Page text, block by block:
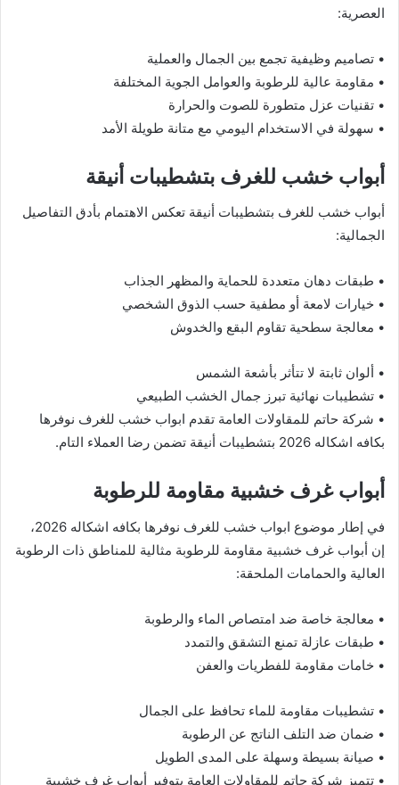
العصرية:
• تصاميم وظيفية تجمع بين الجمال والعملية
• مقاومة عالية للرطوبة والعوامل الجوية المختلفة
• تقنيات عزل متطورة للصوت والحرارة
• سهولة في الاستخدام اليومي مع متانة طويلة الأمد
أبواب خشب للغرف بتشطيبات أنيقة
أبواب خشب للغرف بتشطيبات أنيقة تعكس الاهتمام بأدق التفاصيل
الجمالية:
• طبقات دهان متعددة للحماية والمظهر الجذاب
• خيارات لامعة أو مطفية حسب الذوق الشخصي
• معالجة سطحية تقاوم البقع والخدوش
• ألوان ثابتة لا تتأثر بأشعة الشمس
• تشطيبات نهائية تبرز جمال الخشب الطبيعي
• شركة حاتم للمقاولات العامة تقدم ابواب خشب للغرف نوفرها
بكافه اشكاله 2026 بتشطيبات أنيقة تضمن رضا العملاء التام.
أبواب غرف خشبية مقاومة للرطوبة
في إطار موضوع ابواب خشب للغرف نوفرها بكافه اشكاله 2026،
إن أبواب غرف خشبية مقاومة للرطوبة مثالية للمناطق ذات الرطوبة
العالية والحمامات الملحقة:
• معالجة خاصة ضد امتصاص الماء والرطوبة
• طبقات عازلة تمنع التشقق والتمدد
• خامات مقاومة للفطريات والعفن
• تشطيبات مقاومة للماء تحافظ على الجمال
• ضمان ضد التلف الناتج عن الرطوبة
• صيانة بسيطة وسهلة على المدى الطويل
• تتميز شركة حاتم للمقاولات العامة بتوفير أبواب غرف خشبية